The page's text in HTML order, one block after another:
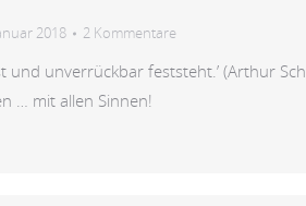
2018 2 Kommentare
und unverrückbar feststeht.’ (Arthur
… mit allen Sinnen!